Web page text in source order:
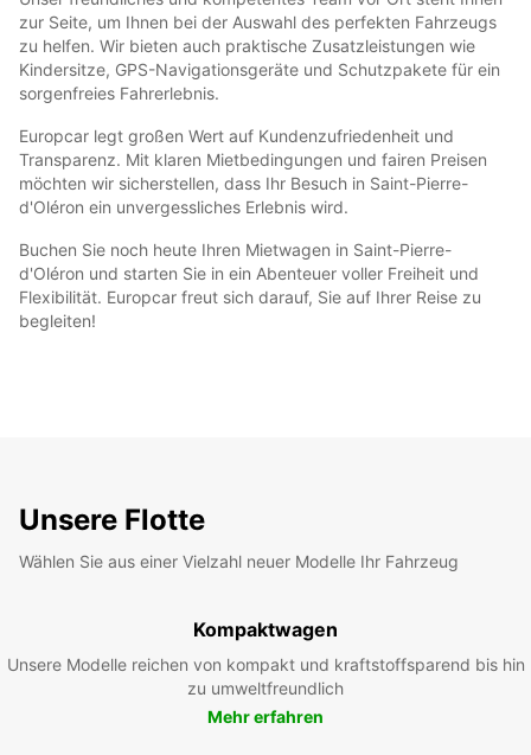
zur Seite, um Ihnen bei der Auswahl des perfekten Fahrzeugs
zu helfen. Wir bieten auch praktische Zusatzleistungen wie
Kindersitze, GPS-Navigationsgeräte und Schutzpakete für ein
sorgenfreies Fahrerlebnis.
Europcar legt großen Wert auf Kundenzufriedenheit und
Transparenz. Mit klaren Mietbedingungen und fairen Preisen
möchten wir sicherstellen, dass Ihr Besuch in Saint-Pierre-
d'Oléron ein unvergessliches Erlebnis wird.
Buchen Sie noch heute Ihren Mietwagen in Saint-Pierre-
d'Oléron und starten Sie in ein Abenteuer voller Freiheit und
Flexibilität. Europcar freut sich darauf, Sie auf Ihrer Reise zu
begleiten!
Unsere Flotte
Wählen Sie aus einer Vielzahl neuer Modelle Ihr Fahrzeug
Kompaktwagen
Unsere Modelle reichen von kompakt und kraftstoffsparend bis hin
zu umweltfreundlich
Mehr erfahren